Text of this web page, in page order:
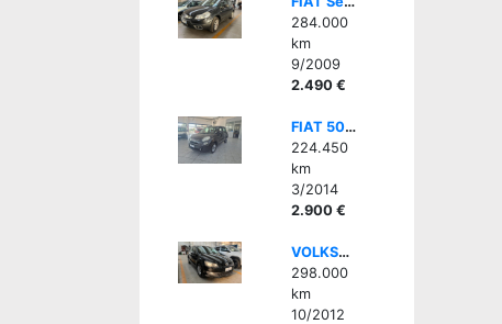
284.000
km
9/2009
2.490 €
FIAT 500L 0.9 TwinAir 105 CV Pop Star DA COMMERCIANTE
224.450
km
3/2014
2.900 €
VOLKSWAGEN Polo 1.2 TDI DPF 5 p. Trendline - OP. SETTORE
298.000
km
10/2012